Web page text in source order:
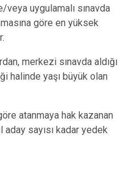
uygulamalı sınavda
göre en yüksek
merkezi sınavda aldığı
halinde yaşı büyük olan
atanmaya hak kazanan
sayısı kadar yedek